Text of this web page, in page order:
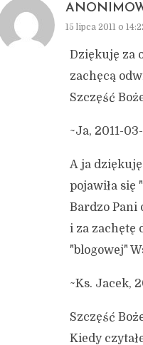
15 lipca 2011 o
Dziękuję za
zachęcą
Szczęść
~Ja, 2011-
A ja
pojawiła się
Bardzo Pani
i za zachętę
"blogowej"
~Ks. Jacek,
Szczęść
Kiedy